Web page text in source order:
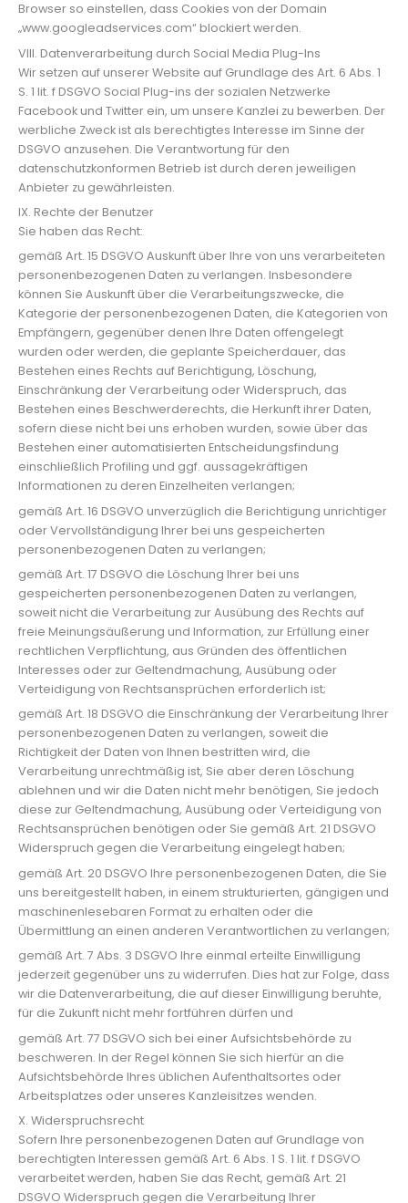
Browser so einstellen, dass Cookies von der Domain
„www.googleadservices.com“ blockiert werden.
VIII. Datenverarbeitung durch Social Media Plug-Ins
Wir setzen auf unserer Website auf Grundlage des Art. 6 Abs. 1
S. 1 lit. f DSGVO Social Plug-ins der sozialen Netzwerke
Facebook und Twitter ein, um unsere Kanzlei zu bewerben. Der
werbliche Zweck ist als berechtigtes Interesse im Sinne der
DSGVO anzusehen. Die Verantwortung für den
datenschutzkonformen Betrieb ist durch deren jeweiligen
Anbieter zu gewährleisten.
IX. Rechte der Benutzer
Sie haben das Recht:
gemäß Art. 15 DSGVO Auskunft über Ihre von uns verarbeiteten
personenbezogenen Daten zu verlangen. Insbesondere
können Sie Auskunft über die Verarbeitungszwecke, die
Kategorie der personenbezogenen Daten, die Kategorien von
Empfängern, gegenüber denen Ihre Daten offengelegt
wurden oder werden, die geplante Speicherdauer, das
Bestehen eines Rechts auf Berichtigung, Löschung,
Einschränkung der Verarbeitung oder Widerspruch, das
Bestehen eines Beschwerderechts, die Herkunft ihrer Daten,
sofern diese nicht bei uns erhoben wurden, sowie über das
Bestehen einer automatisierten Entscheidungsfindung
einschließlich Profiling und ggf. aussagekräftigen
Informationen zu deren Einzelheiten verlangen;
gemäß Art. 16 DSGVO unverzüglich die Berichtigung unrichtiger
oder Vervollständigung Ihrer bei uns gespeicherten
personenbezogenen Daten zu verlangen;
gemäß Art. 17 DSGVO die Löschung Ihrer bei uns
gespeicherten personenbezogenen Daten zu verlangen,
soweit nicht die Verarbeitung zur Ausübung des Rechts auf
freie Meinungsäußerung und Information, zur Erfüllung einer
rechtlichen Verpflichtung, aus Gründen des öffentlichen
Interesses oder zur Geltendmachung, Ausübung oder
Verteidigung von Rechtsansprüchen erforderlich ist;
gemäß Art. 18 DSGVO die Einschränkung der Verarbeitung Ihrer
personenbezogenen Daten zu verlangen, soweit die
Richtigkeit der Daten von Ihnen bestritten wird, die
Verarbeitung unrechtmäßig ist, Sie aber deren Löschung
ablehnen und wir die Daten nicht mehr benötigen, Sie jedoch
diese zur Geltendmachung, Ausübung oder Verteidigung von
Rechtsansprüchen benötigen oder Sie gemäß Art. 21 DSGVO
Widerspruch gegen die Verarbeitung eingelegt haben;
gemäß Art. 20 DSGVO Ihre personenbezogenen Daten, die Sie
uns bereitgestellt haben, in einem strukturierten, gängigen und
maschinenlesebaren Format zu erhalten oder die
Übermittlung an einen anderen Verantwortlichen zu verlangen;
gemäß Art. 7 Abs. 3 DSGVO Ihre einmal erteilte Einwilligung
jederzeit gegenüber uns zu widerrufen. Dies hat zur Folge, dass
wir die Datenverarbeitung, die auf dieser Einwilligung beruhte,
für die Zukunft nicht mehr fortführen dürfen und
gemäß Art. 77 DSGVO sich bei einer Aufsichtsbehörde zu
beschweren. In der Regel können Sie sich hierfür an die
Aufsichtsbehörde Ihres üblichen Aufenthaltsortes oder
Arbeitsplatzes oder unseres Kanzleisitzes wenden.
X. Widerspruchsrecht
Sofern Ihre personenbezogenen Daten auf Grundlage von
berechtigten Interessen gemäß Art. 6 Abs. 1 S. 1 lit. f DSGVO
verarbeitet werden, haben Sie das Recht, gemäß Art. 21
DSGVO Widerspruch gegen die Verarbeitung Ihrer